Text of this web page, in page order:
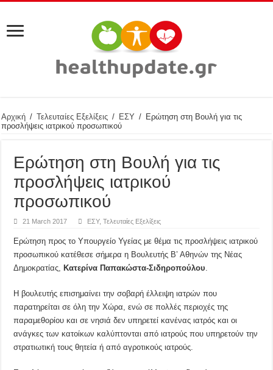
Αρχική / Τελευταίες Εξελίξεις / ΕΣΥ / Ερώτηση στη Βουλή για τις
προσλήψεις ιατρικού προσωπικού
Ερώτηση στη Βουλή για τις
προσλήψεις ιατρικού
προσωπικού
21 March 2017 ΕΣΥ,Τελευταίες Εξελίξεις
Ερώτηση προς το Υπουργείο Υγείας με θέμα τις προσλήψεις ιατρικού
προσωπικού κατέθεσε σήμερα η Βουλευτής Β’ Αθηνών της Νέας
Δημοκρατίας,Κατερίνα Παπακώστα-Σιδηροπούλου
Η βουλευτής επισημαίνει την σοβαρή έλλειψη ιατρών που
παρατηρείται σε όλη την Χώρα, ενώ σε πολλές περιοχές της
παραμεθορίου και σε νησιά δεν υπηρετεί κανένας ιατρός και οι
ανάγκες των κατοίκων καλύπτονται από ιατρούς που υπηρετούν την
στρατιωτική τους θητεία ή από αγροτικούς ιατρούς.